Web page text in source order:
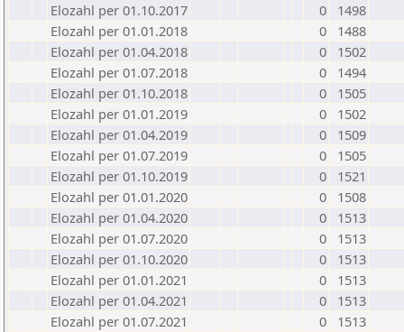
Elozahl per 01.10.2017
0
1498
Elozahl per 01.01.2018
0
1488
Elozahl per 01.04.2018
0
1502
Elozahl per 01.07.2018
0
1494
Elozahl per 01.10.2018
0
1505
Elozahl per 01.01.2019
0
1502
Elozahl per 01.04.2019
0
1509
Elozahl per 01.07.2019
0
1505
Elozahl per 01.10.2019
0
1521
Elozahl per 01.01.2020
0
1508
Elozahl per 01.04.2020
0
1513
Elozahl per 01.07.2020
0
1513
Elozahl per 01.10.2020
0
1513
Elozahl per 01.01.2021
0
1513
Elozahl per 01.04.2021
0
1513
Elozahl per 01.07.2021
0
1513